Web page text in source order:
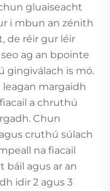
gluaiseacht
i mbun an zénith
de réir gur léir
ag an bpointe
gingiválach is mó.
leagan margaidh
a chruthú
Chun
cruthú súlach
na fiacail
báil agus ar an
idir 2 agus 3